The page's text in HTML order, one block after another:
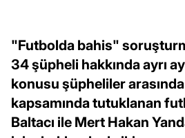
"Futbolda bahis"
34 şüpheli hakkında ayrı
konusu şüpheliler
kapsamında tutuklanan
Baltacı ile Mert Hakan